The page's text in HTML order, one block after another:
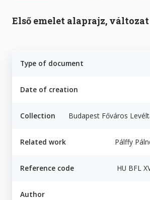
Első emelet alaprajz, változat
Type of document
Date of creation
Collection Budapest Főváros
Related work Pálffy
Reference code HU BFL
Author